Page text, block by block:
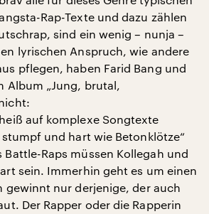
Rap-Texte und dazu zählen
sind ein wenig – nunja –
lyrischen Anspruch, wie andere
pflegen, haben Farid Bang und
Album „Jung, brutal,
auf komplexe Songtexte
und hart wie Betonklötze“
Battle-Raps müssen Kollegah und
sein. Immerhin geht es um einen
gewinnt nur derjenige, der auch
Der Rapper oder die Rapperin